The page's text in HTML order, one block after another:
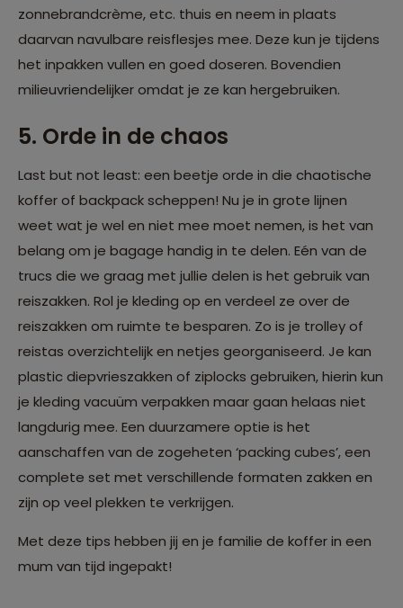
zonnebrandcrème, etc. thuis en neem in plaats
daarvan navulbare reisflesjes mee. Deze kun je tijdens
het inpakken vullen en goed doseren. Bovendien
milieuvriendelijker omdat je ze kan hergebruiken.
5. Orde in de chaos
Last but not least: een beetje orde in die chaotische
koffer of backpack scheppen! Nu je in grote lijnen
weet wat je wel en niet mee moet nemen, is het van
belang om je bagage handig in te delen. Eén van de
trucs die we graag met jullie delen is het gebruik van
reiszakken. Rol je kleding op en verdeel ze over de
reiszakken om ruimte te besparen. Zo is je trolley of
reistas overzichtelijk en netjes georganiseerd. Je kan
plastic diepvrieszakken of ziplocks gebruiken, hierin kun
je kleding vacuüm verpakken maar gaan helaas niet
langdurig mee. Een duurzamere optie is het
aanschaffen van de zogeheten ‘packing cubes’, een
complete set met verschillende formaten zakken en
zijn op veel plekken te verkrijgen.
Met deze tips hebben jij en je familie de koffer in een
mum van tijd ingepakt!